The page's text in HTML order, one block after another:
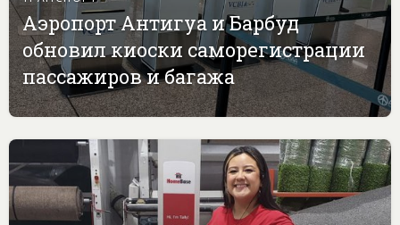
Аэропорт Антигуа и Барбуд
обновил киоски саморегистрации
пассажиров и багажа